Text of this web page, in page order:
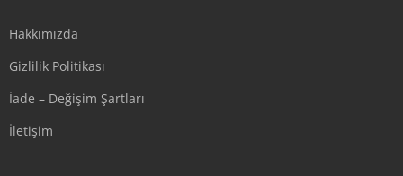
Hakkımızda
Gizlilik Politikası
İade – Değişim Şartları
İletişim